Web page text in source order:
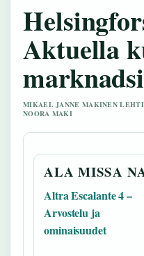
Aktuella
MIKAEL JANNE MAKINEN
NOORA MAKI
ALA MISSA
Altra Escalante 4 –
Arvostelu ja
ominaisuudet